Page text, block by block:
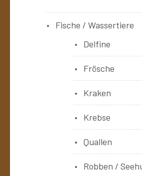
Fische / Wassertiere
Delfine
Frösche
Kraken
Krebse
Quallen
Robben /